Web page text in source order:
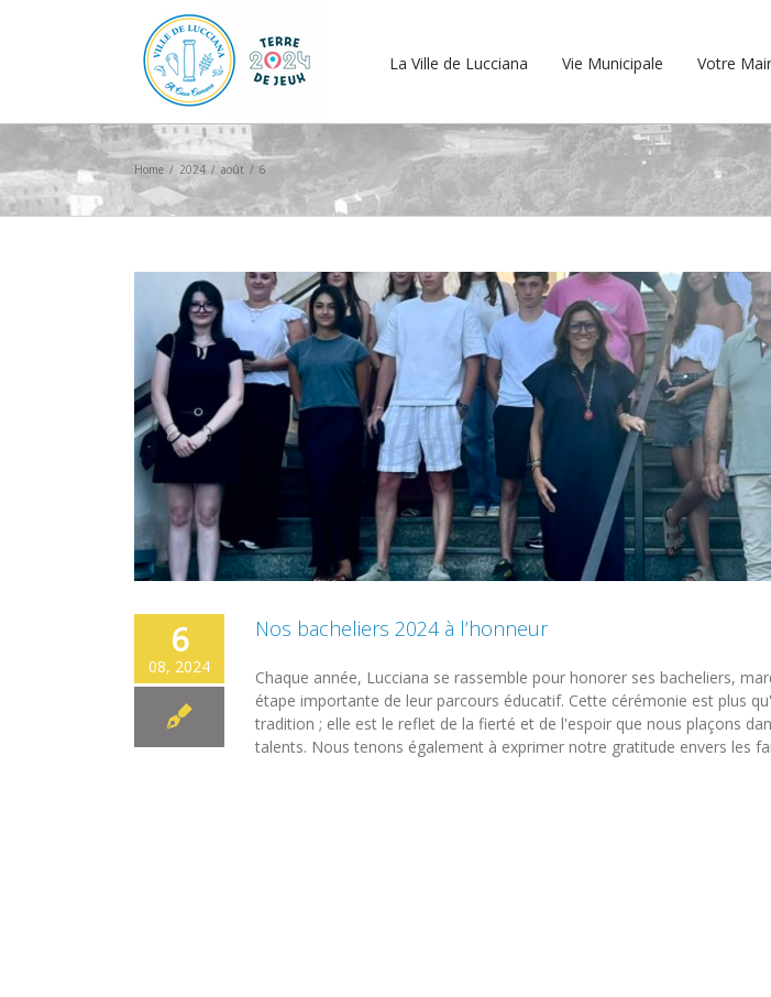
La Ville de Lucciana Vie Municipale Votre
Home / 2024 / août / 6
6
08, 2024
Nos bacheliers 2024 à l’honneur
Chaque année, Lucciana se rassemble pour honorer ses bacheliers,
étape importante de leur parcours éducatif. Cette cérémonie est plus
tradition ; elle est le reflet de la fierté et de l'espoir que nous plaçons
talents. Nous tenons également à exprimer notre gratitude envers les